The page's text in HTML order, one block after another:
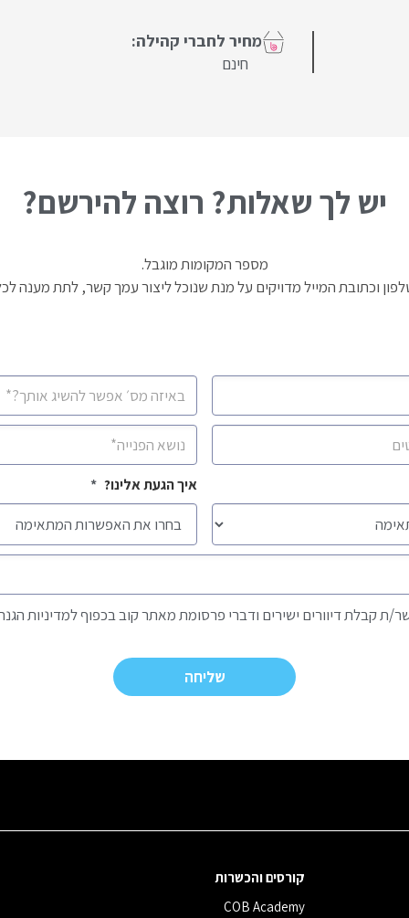
חינם
יש לך שאלות? רוצה להירשם?
מספר המקומות מוגבל.
וכתובת המייל מדויקים על מנת שנוכל ליצור עמך קשר, לתת
מספר
סלולרי *
איך הגעת אלינו? *
ת קבלת דיוורים ישירים ודברי פרסומת מאתר קוב בכפוף למדיניות
קורסים והכשרות
COB Academy